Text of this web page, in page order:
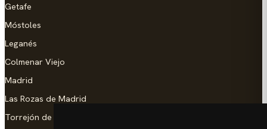
Getafe
Móstoles
Leganés
Colmenar Viejo
Madrid
Las Rozas de Madrid
Torrejón de Ardoz